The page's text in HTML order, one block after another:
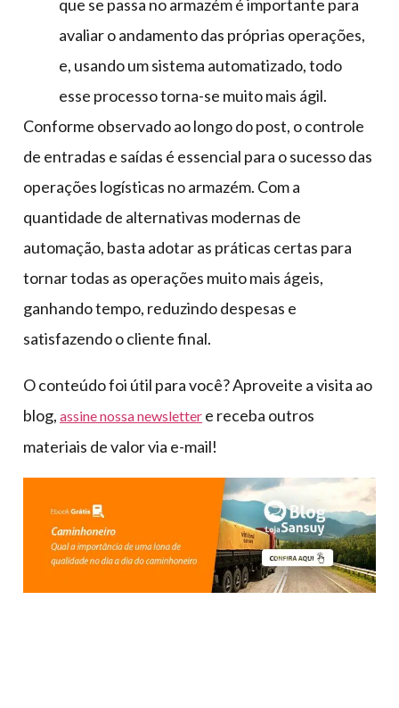
que se passa no armazém é importante para
avaliar o andamento das próprias operações,
e, usando um sistema automatizado, todo
esse processo torna-se muito mais ágil.
Conforme observado ao longo do post, o controle
de entradas e saídas é essencial para o sucesso das
operações logísticas no armazém. Com a
quantidade de alternativas modernas de
automação, basta adotar as práticas certas para
tornar todas as operações muito mais ágeis,
ganhando tempo, reduzindo despesas e
satisfazendo o cliente final.
O conteúdo foi útil para você? Aproveite a visita ao
blog, assine nossa newsletter e receba outros
materiais de valor via e-mail!